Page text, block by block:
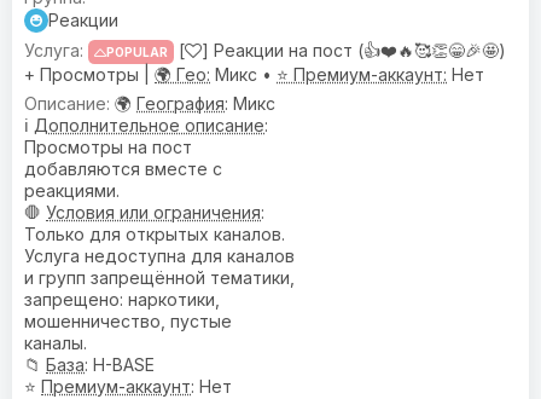
Реакции
POPULAR [
] Реакции на пост (👍❤️🔥🥰👏😁🎉🤩)
+ Просмотры | 🌍 Гео: Микс • ⭐ Премиум-аккаунт: Нет
🌍 География: Микс
ℹ️ Дополнительное описание:
Просмотры на пост
добавляются вместе с
реакциями.
🛑 Условия или ограничения:
Только для открытых каналов.
Услуга недоступна для каналов
и групп запрещённой тематики,
запрещено: наркотики,
мошенничество, пустые
каналы.
📁 База: H-BASE
⭐ Премиум-аккаунт: Нет